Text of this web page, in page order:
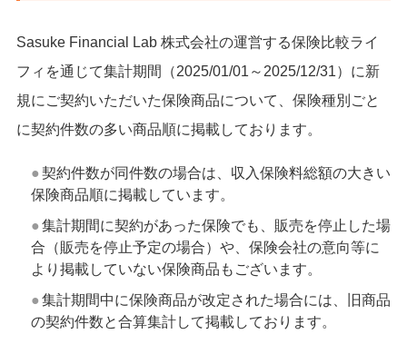
Sasuke Financial Lab 株式会社の運営する保険比較ライ
フィを通じて集計期間（2025/01/01～2025/12/31）に新
規にご契約いただいた保険商品について、保険種別ごと
に契約件数の多い商品順に掲載しております。
契約件数が同件数の場合は、収入保険料総額の大きい
保険商品順に掲載しています。
集計期間に契約があった保険でも、販売を停止した場
合（販売を停止予定の場合）や、保険会社の意向等に
より掲載していない保険商品もございます。
集計期間中に保険商品が改定された場合には、旧商品
の契約件数と合算集計して掲載しております。